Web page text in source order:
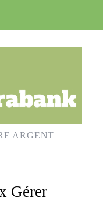
ARGENT
Gérer